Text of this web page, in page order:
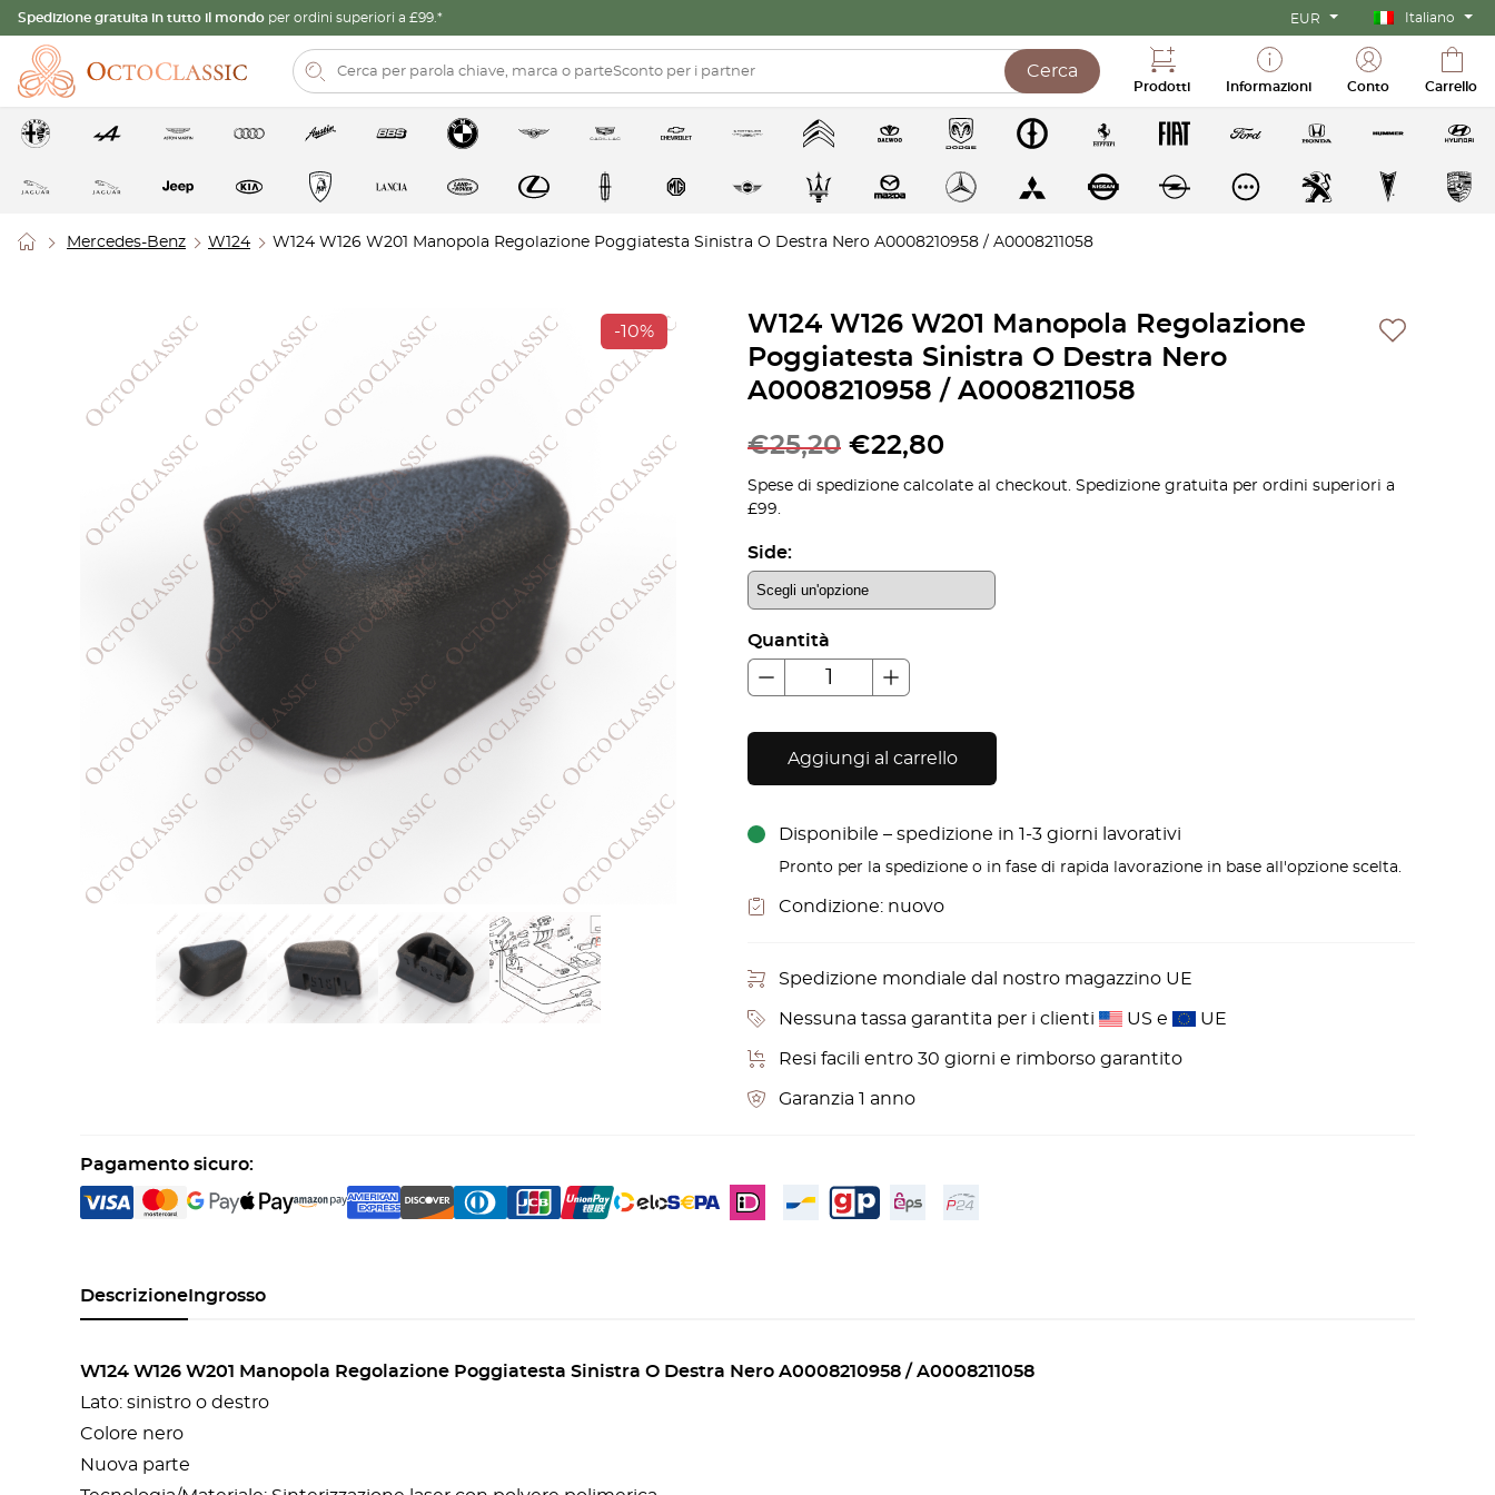
Spedizione gratuita in tutto il mondo per ordini superiori a £99.* EUR Italiano
Cerca
Prodotti Informazioni Conto Carrello
Mercedes-Benz W124 W124 W126 W201 Manopola Regolazione Poggiatesta Sinistra O Destra Nero A0008210958 / A0008211058
-10%
W124 W126 W201 Manopola Regolazione
Poggiatesta Sinistra O Destra Nero
A0008210958 / A0008211058
€25,20 Il
prezzo
era:
€25,20.
€22,80
prezzo
è:
€22,80.
Spese di spedizione calcolate al checkout. Spedizione gratuita per ordini superiori a
£99.
Side:
Quantità
Aggiungi al carrello
Disponibile – spedizione in 1-3 giorni lavorativi
Pronto per la spedizione o in fase di rapida lavorazione in base all'opzione scelta.
Condizione: nuovo
Spedizione mondiale dal nostro magazzino UE
Nessuna tassa garantita per i clienti US e UE
Resi facili entro 30 giorni e rimborso garantito
Garanzia 1 anno
Pagamento sicuro:
Descrizione Ingrosso
W124 W126 W201 Manopola Regolazione Poggiatesta Sinistra O Destra Nero A0008210958 / A0008211058
Lato: sinistro o destro
Colore nero
Nuova parte